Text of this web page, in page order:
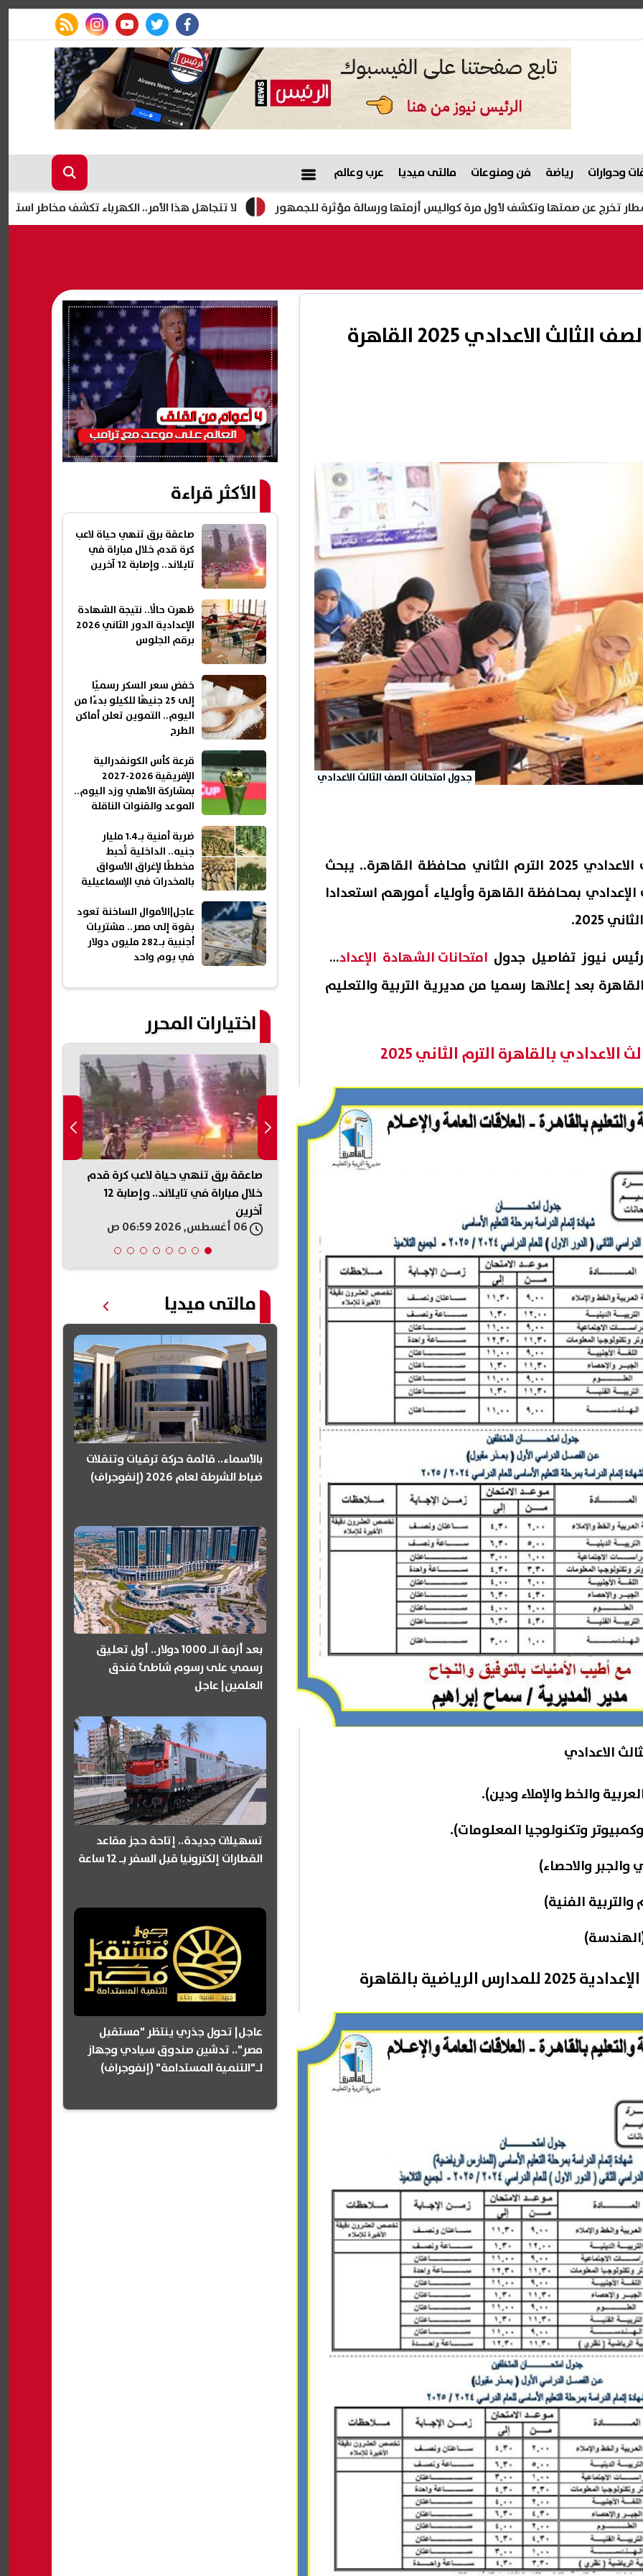
facebook
twitter
youtube
instagram
rss feed
وحوارات رياضة فن ومنوعات مالتى ميديا عرب وعالم
لا تتجاهل هذا الأمر.. الكهرباء تكشف مخاطر استخدام الشواحن وتكشف لأول مرة كواليس أزمتها ورسالة مؤثرة للجمهور
يبدأ 31 مايو| جدول امتحانات الصف الثالث الاعدادي 2025 القاهرة
جدول امتحانات الصف الثالث الاعدادي
جدول امتحانات الصف الثالث الاعدادي 2025 الترم الثاني محافظة القاهرة.. يبحث
بمحافظة القاهرة وأولياء أمورهم استعدادا
2025.
نيوز تفاصيل جدول امتحانات الشهادة الإعدادية
القاهرة بعد إعلانها رسميا من مديرية التربية والتعليم
بالقاهرة الترم الثاني 2025
الاعدادي
بالقاهرة
الأكثر قراءة
صاعقة برق تنهي حياة لاعب
كرة قدم خلال مباراة في
تايلاند.. وإصابة 12 آخرين
ظهرت حالًا.. نتيجة الشهادة
الإعدادية الدور الثاني 2026
برقم الجلوس
خفض سعر السكر رسميًا
إلى 25 جنيهًا للكيلو بدءًا من
اليوم.. التموين تعلن أماكن
الطرح
قرعة كأس الكونفدرالية
الإفريقية 2026-2027
بمشاركة الأهلي وزد اليوم..
الموعد والقنوات الناقلة
ضربة أمنية بـ1.4 مليار
جنيه.. الداخلية تُحبط
مخططًا لإغراق الأسواق
بالمخدرات في الإسماعيلية
عاجل|الأموال الساخنة تعود
بقوة إلى مصر.. مشتريات
أجنبية بـ282 مليون دولار
في يوم واحد
اختيارات المحرر
أفضل الاتفاق مع إيران.. لكننا
لتوجيه هجوم غير
إذا فشلت المفاوضات
جريمة أسرية مروعة بالإسكندرية..
صاعقة برق تنهي حياة لاعب كرة قدم
خلال مباراة في تايلاند.. وإصابة 12
آخرين
مالتى ميديا
بالأسماء.. قائمة حركة ترقيات وتنقلات
ضباط الشرطة لعام 2026 (إنفوجراف)
بعد أزمة الـ 1000 دولار.. أول تعليق
رسمي على رسوم شاطئ فندق
العلمين| عاجل
تسهيلات جديدة.. إتاحة حجز مقاعد
القطارات إلكترونيا قبل السفر بـ 12 ساعة
عاجل| تحول جذري ينتظر "مستقبل
مصر".. تدشين صندوق سيادي وجهاز
لـ"التنمية المستدامة" (إنفوجراف)